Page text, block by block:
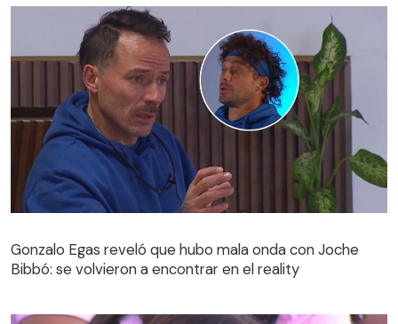
Bibbó: se volvieron a encontrar en el reality
Gonzalo Egas reveló que hubo mala onda con Joche
Bibbó: se volvieron a encontrar en el reality